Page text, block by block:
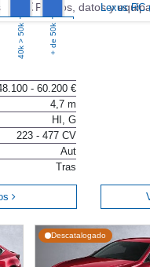
Precios, datos y
40k > 50k + de 50k
- 60.200 €
4,7 m
HI, G
223 - 477 CV
Aut
Tras
Lexus RC
Descatalogado